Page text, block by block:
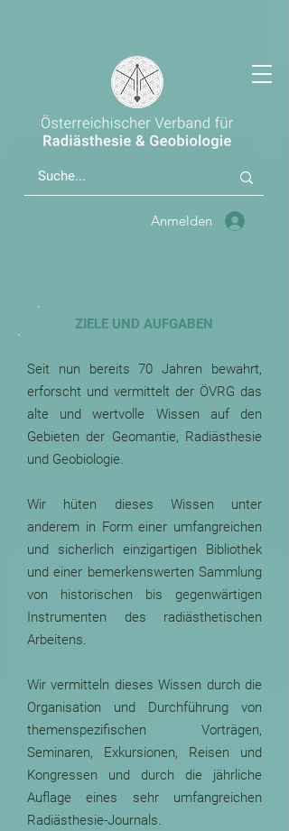
Anmelden
ZIELE UND AUFGABEN
Seit nun bereits 70 Jahren bewahrt,
erforscht und vermittelt der ÖVRG das
alte und wertvolle Wissen auf den
Gebieten der Geomantie, Radiästhesie
und Geobiologie.
Wir hüten dieses Wissen unter
anderem in Form einer umfangreichen
und sicherlich einzigartigen Bibliothek
und einer bemerkenswerten Sammlung
von historischen bis gegenwärtigen
Instrumenten des radiästhetischen
Arbeitens.
Wir vermitteln dieses Wissen durch die
Organisation und Durchführung von
themenspezifischen Vorträgen,
Seminaren, Exkursionen, Reisen und
Kongressen und durch die jährliche
Auflage eines sehr umfangreichen
Radiästhesie-Journals.